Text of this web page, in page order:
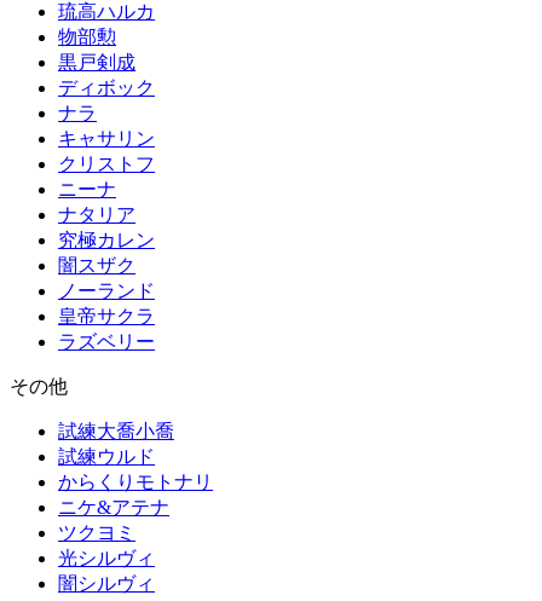
琉高ハルカ
物部勲
黒戸剣成
ディボック
ナラ
キャサリン
クリストフ
ニーナ
ナタリア
究極カレン
闇スザク
ノーランド
皇帝サクラ
ラズベリー
その他
試練大喬小喬
試練ウルド
からくりモトナリ
ニケ&アテナ
ツクヨミ
光シルヴィ
闇シルヴィ